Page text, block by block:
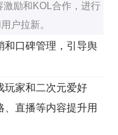
激励和KOL合作，进行
户拉新。
和口碑管理，引导舆
玩家和二次元爱好
、直播等内容提升用